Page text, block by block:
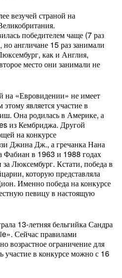
везучей страной на
победителем чаще (7 раз
англичане 15 раз занимали
как и Англия,
место они занимали не
на «Евровидении» не имеет
является участие в
Она родилась в Америке, а
из Кембриджа. Другой
на конкурсе
Джина Дж., а гречанка Нана
Фабиан в 1963 и 1988 годах
за Люксембург. Кстати, победа в
которую представляла
Именно победа на конкурсе
певицу в настоящую
13-летняя бельгийка Сандра
Сейчас правилами
возрастное ограничение для
участие в конкурсе можно с 16